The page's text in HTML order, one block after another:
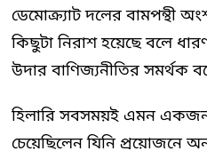
ডেমোক্র্যাট দলের বামপন্থী
কিছুটা নিরাশ হয়েছে বলে
উদার বাণিজ্যনীতির সমর্থক
হিলারি সবসময়ই এমন
চেয়েছিলেন যিনি প্রয়োজনে